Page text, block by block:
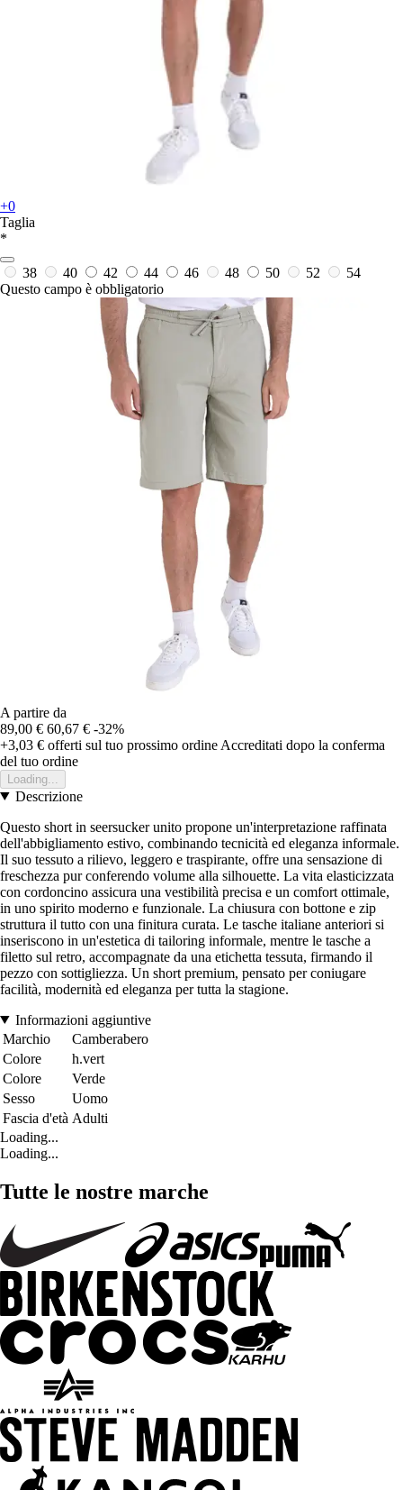
+0
Taglia
*
38 40 42 44 46 48 50 52
54
Questo campo è obbligatorio
A partire da
89,00 € 60,67 € -32%
+3,03 € offerti sul tuo prossimo ordine Accreditati dopo la conferma
del tuo ordine
Loading...
Descrizione
Questo short in seersucker unito propone un'interpretazione raffinata
dell'abbigliamento estivo, combinando tecnicità ed eleganza informale.
Il suo tessuto a rilievo, leggero e traspirante, offre una sensazione di
freschezza pur conferendo volume alla silhouette. La vita elasticizzata
con cordoncino assicura una vestibilità precisa e un comfort ottimale,
in uno spirito moderno e funzionale. La chiusura con bottone e zip
struttura il tutto con una finitura curata. Le tasche italiane anteriori si
inseriscono in un'estetica di tailoring informale, mentre le tasche a
filetto sul retro, accompagnate da una etichetta tessuta, firmando il
pezzo con sottigliezza. Un short premium, pensato per coniugare
facilità, modernità ed eleganza per tutta la stagione.
Informazioni aggiuntive
Marchio
Camberabero
Colore
h.vert
Colore
Verde
Sesso
Uomo
Fascia d'età Adulti
Loading...
Loading...
Tutte le nostre marche